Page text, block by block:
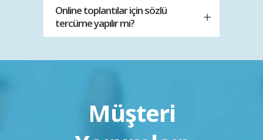
Online toplantılar için sözlü
tercüme yapılır mı?
Müşteri